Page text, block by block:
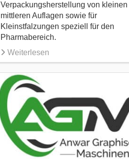
Verpackungsherstellung von kleinen
mittleren Auflagen sowie für
Kleinstfalzungen speziell für den
Pharmabereich.
Weiterlesen